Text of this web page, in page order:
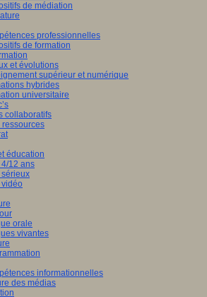
de médiation
professionnelles
de formation
et évolutions
supérieur et numérique
hybrides
universitaire
collaboratifs
ressources
éducation
12 ans
orale
vivantes
informationnelles
des médias